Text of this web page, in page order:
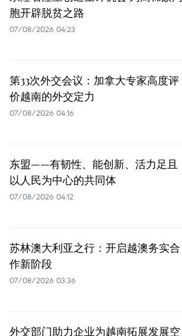
胞开辟脱贫之路
07/08/2026 04:23
第33次外交会议：加拿大专家高度评
价越南的外交定力
07/08/2026 04:16
东盟——有韧性、能创新、活力足且
以人民为中心的共同体
07/08/2026 04:12
苏林澳大利亚之行：开启越澳务实合
作新阶段
07/08/2026 03:36
外交部门助力企业为越南拓展发展空